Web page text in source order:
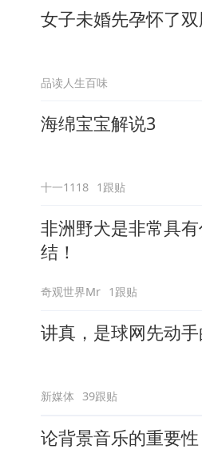
女子未婚先孕怀了
品读人生百味
海绵宝宝解说3
十一1118 1跟贴
非洲野犬是非常具
结！
奇观世界Mr 1跟贴
讲真，是球网先动手
新媒体 39跟贴
论背景音乐的重要性